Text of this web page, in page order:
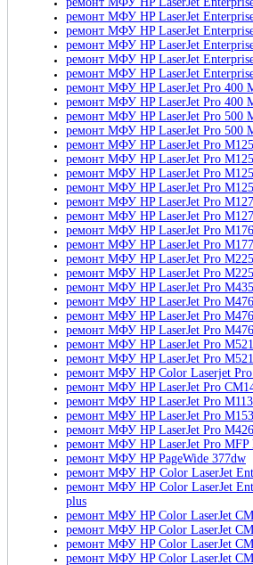
ремонт МФУ HP LaserJet
ремонт МФУ HP LaserJet
ремонт МФУ HP LaserJet
ремонт МФУ HP LaserJet
ремонт МФУ HP LaserJet
ремонт МФУ HP LaserJet Pro 400
ремонт МФУ HP LaserJet Pro 400
ремонт МФУ HP LaserJet Pro 500
ремонт МФУ HP LaserJet Pro 500
ремонт МФУ HP LaserJet Pro
ремонт МФУ HP LaserJet Pro
ремонт МФУ HP LaserJet Pro
ремонт МФУ HP LaserJet Pro
ремонт МФУ HP LaserJet Pro
ремонт МФУ HP LaserJet Pro
ремонт МФУ HP LaserJet Pro
ремонт МФУ HP LaserJet Pro
ремонт МФУ HP LaserJet Pro
ремонт МФУ HP LaserJet Pro
ремонт МФУ HP LaserJet Pro
ремонт МФУ HP LaserJet Pro
ремонт МФУ HP LaserJet Pro
ремонт МФУ HP LaserJet Pro
ремонт МФУ HP LaserJet Pro
ремонт МФУ HP LaserJet Pro
ремонт МФУ HP Color Laserjet Pro
ремонт МФУ HP LaserJet Pro
ремонт МФУ HP LaserJet Pro
ремонт МФУ HP LaserJet Pro
ремонт МФУ HP LaserJet Pro
ремонт МФУ HP LaserJet Pro MFP
ремонт МФУ HP PageWide 377dw
ремонт МФУ HР Color LaserJet
ремонт МФУ HР Color LaserJet
plus
ремонт МФУ HP Color LaserJet
ремонт МФУ HP Color LaserJet
ремонт МФУ HP Color LaserJet
ремонт МФУ HP Color LaserJet